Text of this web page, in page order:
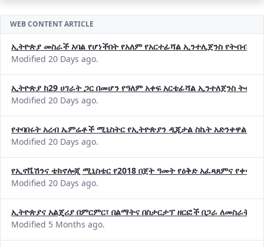
WEB CONTENT ARTICLE
ኢትዮጵያ መስራች አባል የሆነችበት የአለም የአርተፊሻል ኢንተሊጀንስ የትብብር
Modified 20 Days ago.
ኢትዮጵያ ከ29 ሀገራት ጋር በመሆን የዓለም አቀፍ አርቴፊሻል ኢንተለጀንስ
Modified 20 Days ago.
የተባበሩት አረብ ኤምሬቶች ሚኒስትር የኢትዮጵያን ዲጂታል ስኬት አድንቀዋል
Modified 20 Days ago.
የኢኖቬሽንና ቴክኖሎጂ ሚኒስቴር የ2018 በጀት ዓመት የዕቅድ አፈጻጸምና
Modified 20 Days ago.
ኢትዮጵያና አልጄሪያ በምርምር፣ በልማትና በስታርታፕ ዘርፎች በጋራ ለመስራት
Modified 5 Months ago.